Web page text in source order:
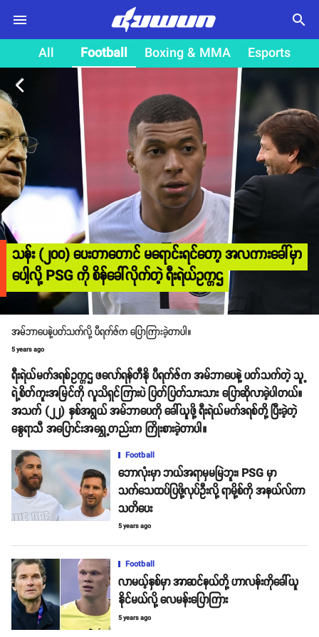
search
All Football Boxing & MMA Esports
arrow_back_ios
Football
သန်း (၂၀၀) ပေးတာတောင် မရောင်းရင်တော့ အလကားခေါ်မှာ
ပေါ့လို့ PSG ကို စိန်ခေါ်လိုက်တဲ့ ရီးရဲယ်ဥက္ကဌ
အမ်ဘာပေနဲ့ပတ်သက်လို့ ပီရက်ဇ်က ပြောကြားခဲ့တာပါ။
5 years ago
ရီးရဲယ်မက်ဒရစ်ဥက္ကဌ ဖလော်ရန်တီနို ပီရက်ဇ်က အမ်ဘာပေနဲ့ ပတ်သက်တဲ့ သူ့
ရဲ့စိတ်ကူးအမြင်ကို လူသိရှင်ကြားပဲ ပြတ်ပြတ်သားသား ပြောဆိုလာခဲ့ပါတယ်။
အသက် (၂၂) နှစ်အရွယ် အမ်ဘာပေကို ခေါ်ယူဖို့ ရီးရဲယ်မက်ဒရစ်တို့ ပြီးခဲ့တဲ့
နွေရာသီ အပြောင်းအရွှေ့တည်းက ကြိုးစားခဲ့တာပါ။
Football
ဘောလုံးမှာ ဘယ်အရာမှမမြဲဘူး၊ PSG မှာ
သက်သေထပ်ပြဖို့လုပ်ဦးလို့ ရာမို့စ်ကို အနယ်လ်ကာ
သတိပေး
5 years ago
Football
လာမယ့်နှစ်မှာ အာဆင်နယ်တို့ ဟာလန်းကိုခေါ်ယူ
နိုင်မယ်လို့ လေမန်းပြောကြား
5 years ago